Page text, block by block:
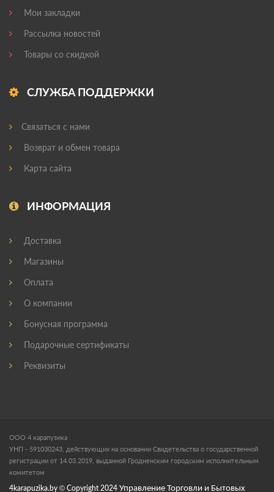
Мои закладки
Рассылка новостей
Товары со скидкой
СЛУЖБА ПОДДЕРЖКИ
Связаться с нами
Возврат и обмен товара
Карта сайта
ИНФОРМАЦИЯ
Доставка
Магазины
Оплата
О компании
Бонусная программа
Подарочные сертификаты
Реквизиты
ООО 4 карапузика
УНП - 591030243, действующих на основании Свидетельства о государственной
регистрации от 14.03.2019, выданной Гродненским городским исполнительным
комитетом
4karapuzika.by © Copyright 2024 Управление Торговли и Бытовых